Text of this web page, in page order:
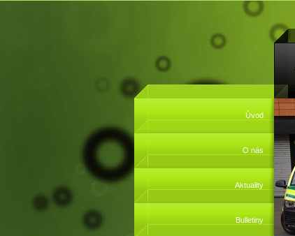
Úvod
O nás
Aktuality
Bulletiny